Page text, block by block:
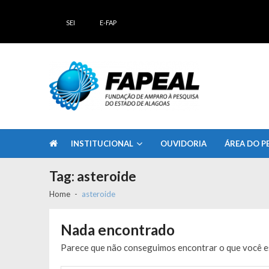
SEI E-FAP
INSTITUCIONAL OUVIDORIA ÁREA DO
Tag: asteroide
Home asteroide
Nada encontrado
Parece que não conseguimos encontrar o que você